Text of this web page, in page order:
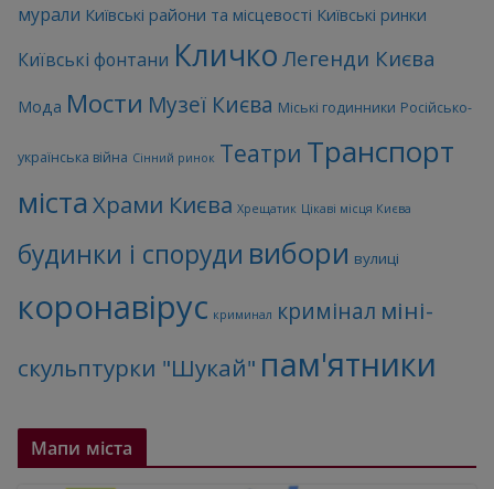
мурали Київські райони та місцевості Київські ринки
Київські фонтани Кличко Легенди Києва
Мода Мости Музеї Києва Міські годинники Російсько-
українська війна Сінний ринок Театри Транспорт
міста Храми Києва Хрещатик Цікаві місця Києва
будинки і споруди вибори вулиці
коронавірус криминал кримінал міні-
скульптурки "Шукай" пам'ятники
Мапи міста